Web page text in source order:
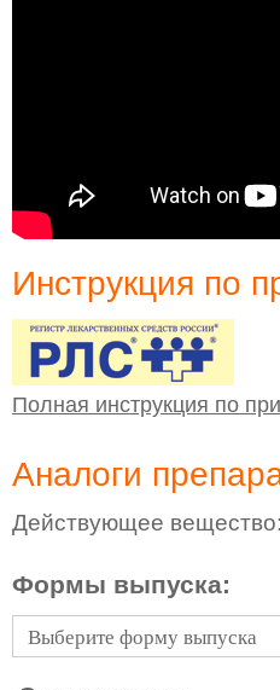
Инструкция по
Полная инструкция по
Аналоги
Действующее вещество:
Формы выпуска:
Выберите форму выпуска